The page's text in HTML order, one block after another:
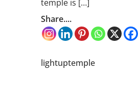
temple is […]
Share....
lightuptemple